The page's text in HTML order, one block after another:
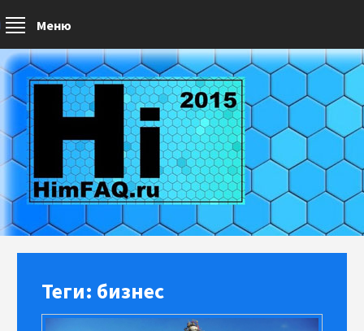
Меню
Теги: бизнес